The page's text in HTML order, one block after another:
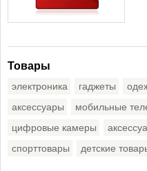
Товары
электроника гаджеты
аксессуары
мобильные
цифровые камеры
спорттовары
детские